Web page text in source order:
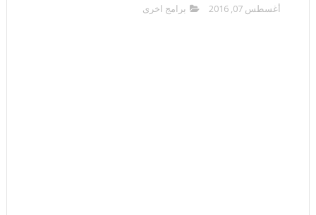
أغسطس 07, 2016 برامج اخرى